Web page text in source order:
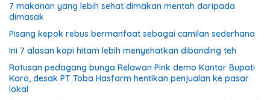
7 makanan yang lebih sehat dimakan mentah daripada
dimasak
Pisang kepok rebus bermanfaat sebagai camilan sederhana
Ini 7 alasan kopi hitam lebih menyehatkan dibanding teh
Ratusan pedagang bunga Relawan Pink demo Kantor Bupati
Karo, desak PT Toba Hasfarm hentikan penjualan ke pasar
lokal